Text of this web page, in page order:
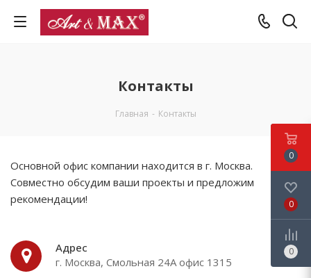
Контакты
Главная - Контакты
Основной офис компании находится в г. Москва.
Совместно обсудим ваши проекты и предложим
рекомендации!
Адрес
г. Москва, Смольная 24А офис 1315
0
0
0